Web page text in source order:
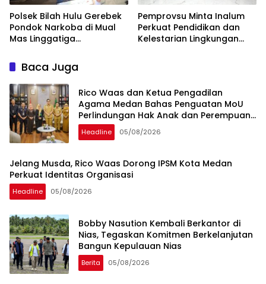
Polsek Bilah Hulu Gerebek
Pondok Narkoba di Mual
Mas Linggatiga
Pemprovsu Minta Inalum
Perkuat Pendidikan dan
Kelestarian Lingkungan
Baca Juga
Rico Waas dan Ketua Pengadilan
Agama Medan Bahas Penguatan MoU
Perlindungan Hak Anak dan Perempuan
Pasca Perceraian ASN
Headline 05/08/2026
Jelang Musda, Rico Waas Dorong IPSM Kota Medan
Perkuat Identitas Organisasi
Headline 05/08/2026
Bobby Nasution Kembali Berkantor di
Nias, Tegaskan Komitmen Berkelanjutan
Bangun Kepulauan Nias
Berita 05/08/2026